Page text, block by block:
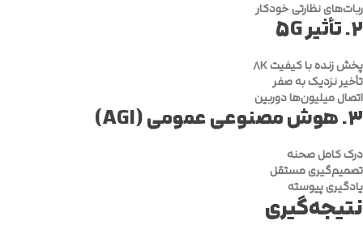
ربات‌های نظارتی خودکار
۲. تأثیر 5G
پخش زنده با کیفیت 8K
تأخیر نزدیک به صفر
اتصال میلیون‌ها دوربین
۳. هوش مصنوعی عمومی (AGI)
درک کامل صحنه
تصمیم‌گیری مستقل
یادگیری پیوسته
نتیجه‌گیری